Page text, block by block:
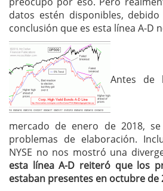
datos estén disponibles,
conclusión que es esta línea A-D
Antes de
mercado de enero de 2018,
problemas de elaboración.
NYSE no nos mostró una
esta línea A-D reiteró que los
estaban presentes en octubre de